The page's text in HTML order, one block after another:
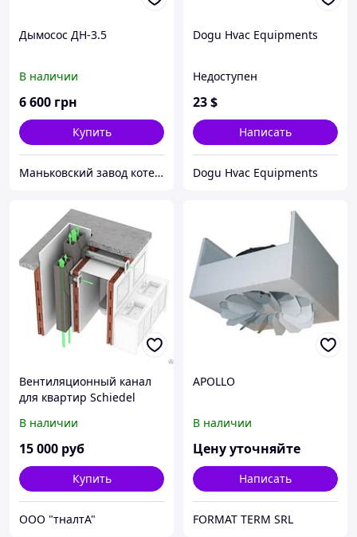
Дымосос ДН-3.5
В наличии
6 600 грн
Купить
Маньковский завод котельного оборудования
Dogu Hvac Equipments
Недоступен
23$
Написать
Dogu Hvac Equipments
Вентиляционный канал
для квартир Schiedel
В наличии
15 000 руб
Купить
ООО "тналтА"
APOLLO
В наличии
Цену уточняйте
Написать
FORMAT TERM SRL